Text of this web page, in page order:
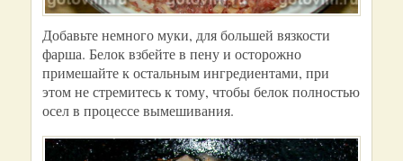
Добавьте немного муки, для большей вязкости
фарша. Белок взбейте в пену и осторожно
примешайте к остальным ингредиентами, при
этом не стремитесь к тому, чтобы белок полностью
осел в процессе вымешивания.